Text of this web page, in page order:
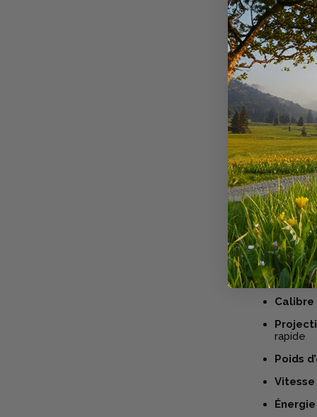
LaNorma
précision
dans le
Son
chemise ,
en
régularité,
Polyvalent,
et l’
chevreuil
Marque
Type :
Calibre
rapide
Poids
Vitesse
Énergie